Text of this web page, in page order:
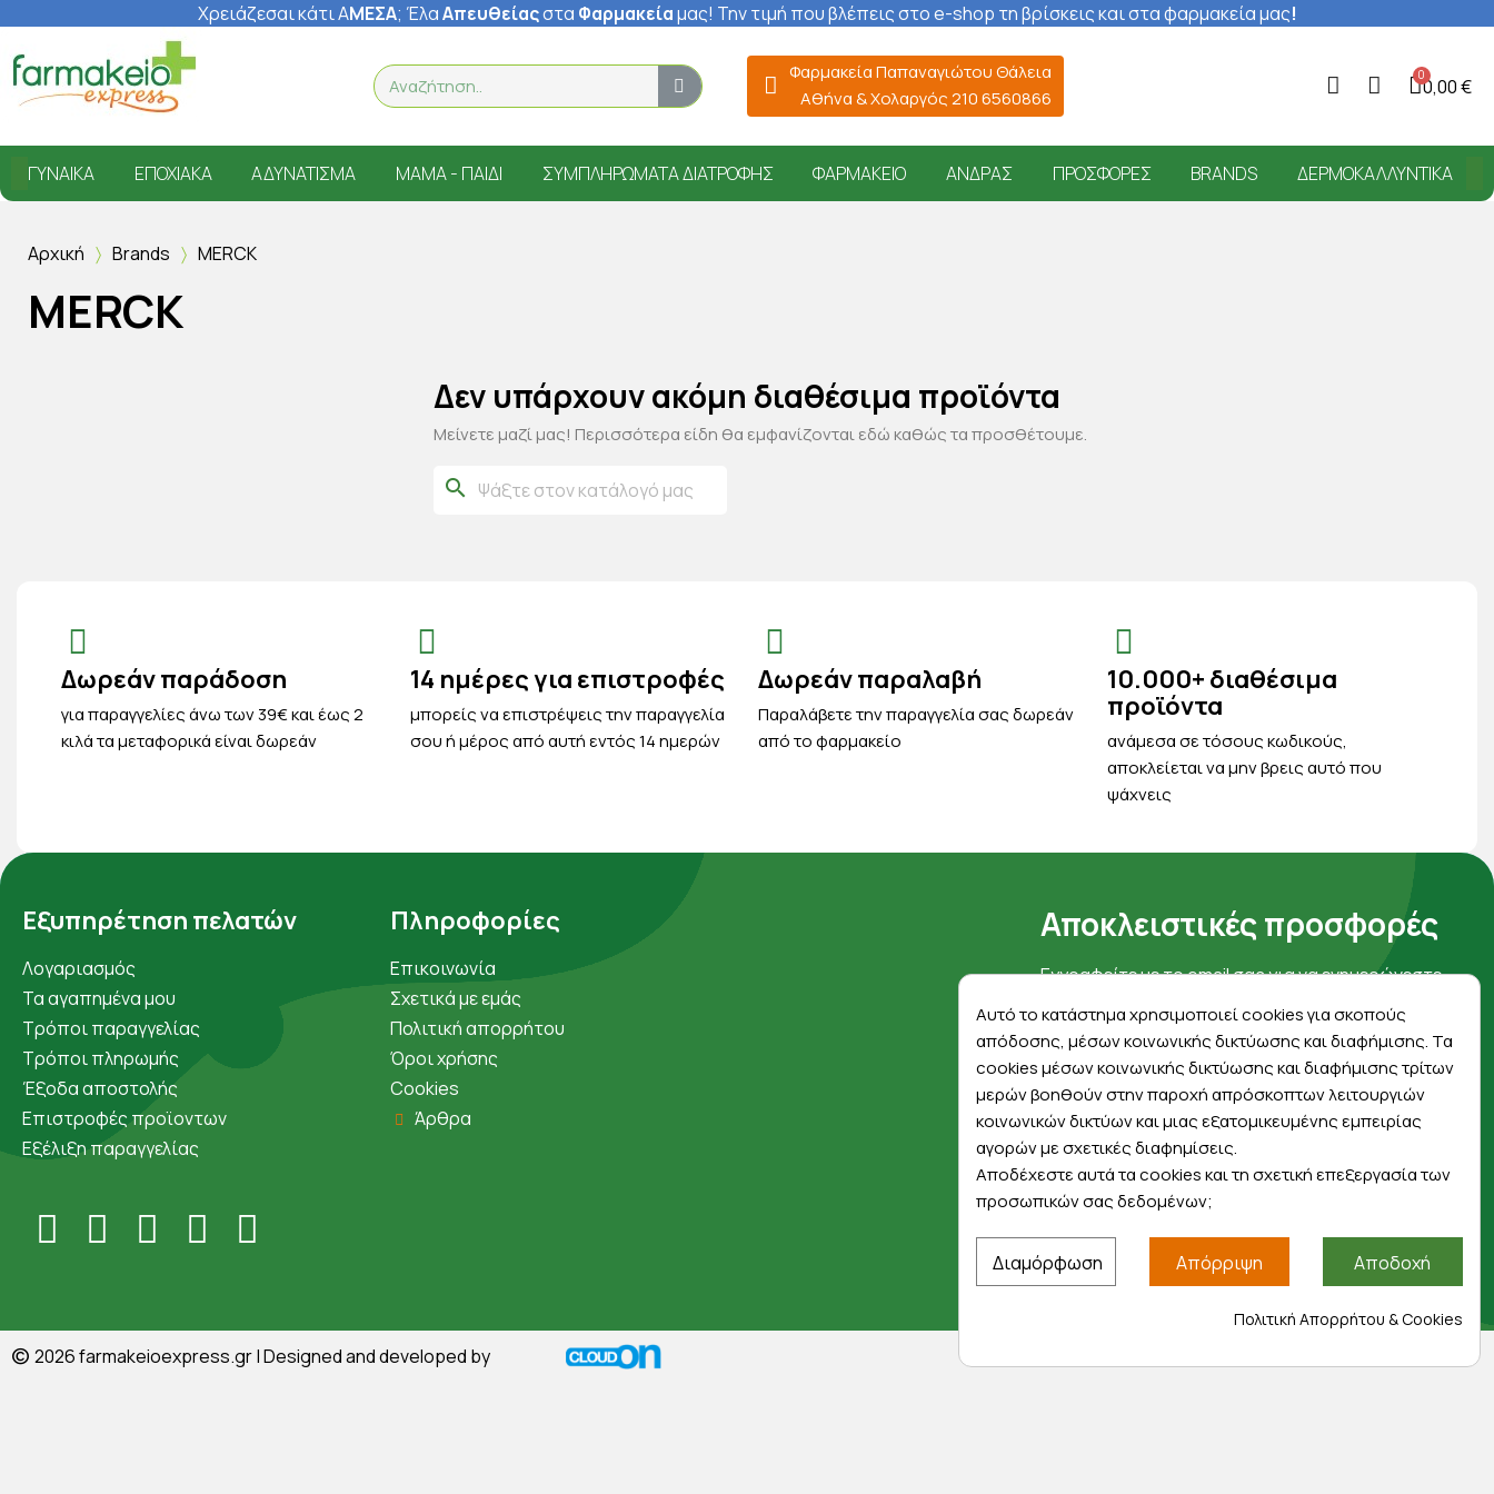
Χρειάζεσαι κάτι ΑΜΕΣΑ; ΈλαΑπευθείαςστα Φαρμακείαμας! Την τιμή που βλέπεις στο e-shop τη βρίσκεις και στα φαρμακεία μας!
Φαρμακεία Παπαναγιώτου Θάλεια
Αθήνα & Χολαργός 210 6560866
0,00 €
ΓΥΝΑΊΚΑ ΕΠΟΧΙΑΚΆ ΑΔΥΝΆΤΙΣΜΑ ΜΑΜΆ - ΠΑΙΔΊ ΣΥΜΠΛΗΡΏΜΑΤΑ ΔΙΑΤΡΟΦΉΣ ΦΑΡΜΑΚΕΊΟ ΆΝΔΡΑΣ ΠΡΟΣΦΟΡΈΣ BRANDS ΔΕΡΜΟΚΑΛΛΥΝΤΙΚΆ
Αρχική Brands MERCK
MERCK
Δεν υπάρχουν ακόμη διαθέσιμα προϊόντα
Μείνετε μαζί μας! Περισσότερα είδη θα εμφανίζονται εδώ καθώς τα προσθέτουμε.
search
Δωρεάν παράδοση
για παραγγελίες άνω των 39€ και έως 2
κιλά τα μεταφορικά είναι δωρεάν
14 ημέρες για επιστροφές
μπορείς να επιστρέψεις την παραγγελία
σου ή μέρος από αυτή εντός 14 ημερών
Δωρεάν παραλαβή
Παραλάβετε την παραγγελία σας δωρεάν
από το φαρμακείο
10.000+ διαθέσιμα
προϊόντα
ανάμεσα σε τόσους κωδικούς,
αποκλείεται να μην βρεις αυτό που
ψάχνεις
Εξυπηρέτηση πελατών
Λογαριασμός
Τα αγαπημένα μου
Τρόποι παραγγελίας
Τρόποι πληρωμής
Έξοδα αποστολής
Επιστροφές προϊοντων
Εξέλιξη παραγγελίας
Πληροφορίες
Επικοινωνία
Σχετικά με εμάς
Πολιτική απορρήτου
Όροι χρήσης
Cookies
Άρθρα
Αποκλειστικές προσφορές
Εγγραφείτε με το email σας για να ενημερώνεστε
πρώτοι για προσφορές, διαγωνισμούς,
εκπτωτικούς κωδικούς και μοναδικά δώρα!
Βρείτε μας στα social
© 2026farmakeioexpress.gr| Designed and developed by
Αυτό το κατάστημα χρησιμοποιεί cookies για σκοπούς
απόδοσης, μέσων κοινωνικής δικτύωσης και διαφήμισης. Τα
cookies μέσων κοινωνικής δικτύωσης και διαφήμισης τρίτων
μερών βοηθούν στην παροχή απρόσκοπτων λειτουργιών
κοινωνικών δικτύων και μιας εξατομικευμένης εμπειρίας
αγορών με σχετικές διαφημίσεις.
Αποδέχεστε αυτά τα cookies και τη σχετική επεξεργασία των
προσωπικών σας δεδομένων;
Διαμόρφωση Απόρριψη Αποδοχή
Πολιτική Απορρήτου & Cookies